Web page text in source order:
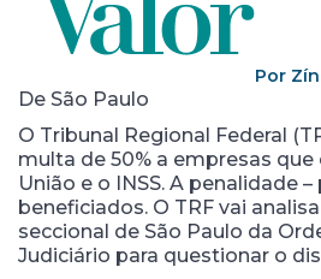
Por
De São Paulo
O Tribunal Regional Federal
multa de 50% a empresas
União e o INSS. A penalidade
beneficiados. O TRF vai
seccional de São Paulo da
Judiciário para questionar o